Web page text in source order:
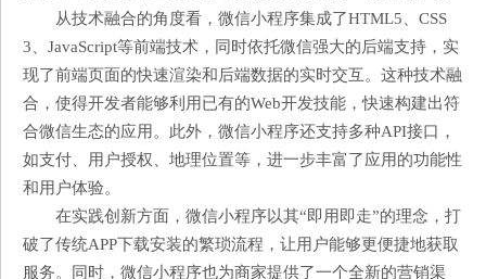
从技术融合的角度看，微信小程序集成了HTML5、CSS
3、JavaScript等前端技术，同时依托微信强大的后端支持，实
现了前端页面的快速渲染和后端数据的实时交互。这种技术融
合，使得开发者能够利用已有的Web开发技能，快速构建出符
合微信生态的应用。此外，微信小程序还支持多种API接口，
如支付、用户授权、地理位置等，进一步丰富了应用的功能性
和用户体验。
在实践创新方面，微信小程序以其“即用即走”的理念，打
破了传统APP下载安装的繁琐流程，让用户能够更便捷地获取
服务。同时，微信小程序也为商家提供了一个全新的营销渠